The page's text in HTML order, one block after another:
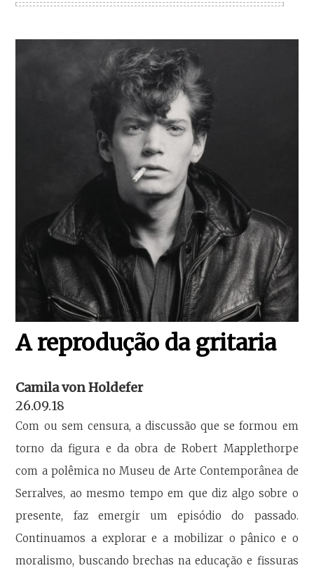
A reprodução da gritaria
Camila von Holdefer
26.09.18
Com ou sem censura, a discussão que se formou em
torno da figura e da obra de Robert Mapplethorpe
com a polêmica no Museu de Arte Contemporânea de
Serralves, ao mesmo tempo em que diz algo sobre o
presente, faz emergir um episódio do passado.
Continuamos a explorar e a mobilizar o pânico e o
moralismo, buscando brechas na educação e fissuras